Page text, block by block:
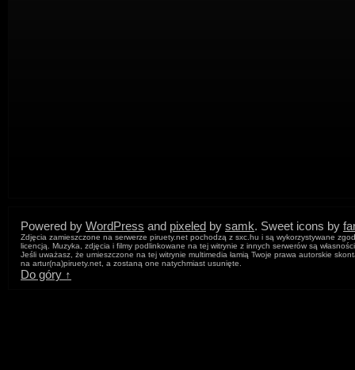
Powered by WordPress and pixeled by samk. Sweet icons by
Zdjęcia zamieszczone na serwerze piruety.net pochodzą z sxc.hu i są wykorzystywane
licencją. Muzyka, zdjęcia i filmy podlinkowane na tej witrynie z innych serwerów są
Jeśli uważasz, że umieszczone na tej witrynie multimedia łamią Twoje prawa autorskie
na artur(na)piruety.net, a zostaną one natychmiast usunięte.
Do góry ↑